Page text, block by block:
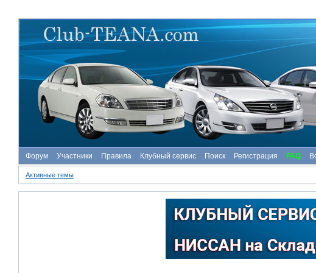
Форум Участники Правила Клубный сервис Поиск Регистрация FAQ
Активные темы